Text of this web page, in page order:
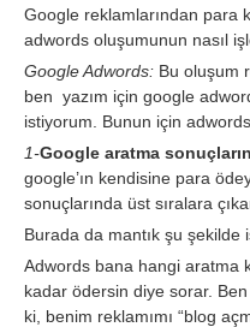
Google reklamlarından para
adwords oluşumunun nasıl
Google Adwords: Bu oluşum
ben yazım için google
istiyorum. Bunun için
1-Google aratma
google’ın kendisine para
sonuçlarında üst sıralara
Burada da mantık şu şekilde
Adwords bana hangi aratma
kadar ödersin diye sorar.
ki, benim reklamımı “blog